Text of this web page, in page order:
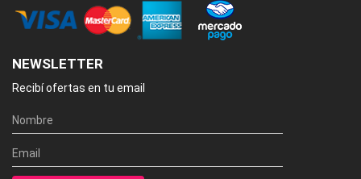
NEWSLETTER
Recibí ofertas en tu email